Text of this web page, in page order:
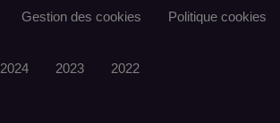
Gestion des cookies Politique cookies
2024 2023 2022